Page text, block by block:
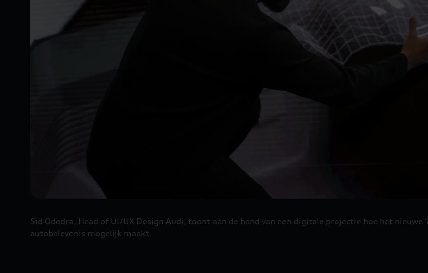
Sid Odedra, Head of UI/UX Design Audi, toont aan de hand van een digitale projectie hoe het nieuwe
autobelevenis mogelijk maakt.